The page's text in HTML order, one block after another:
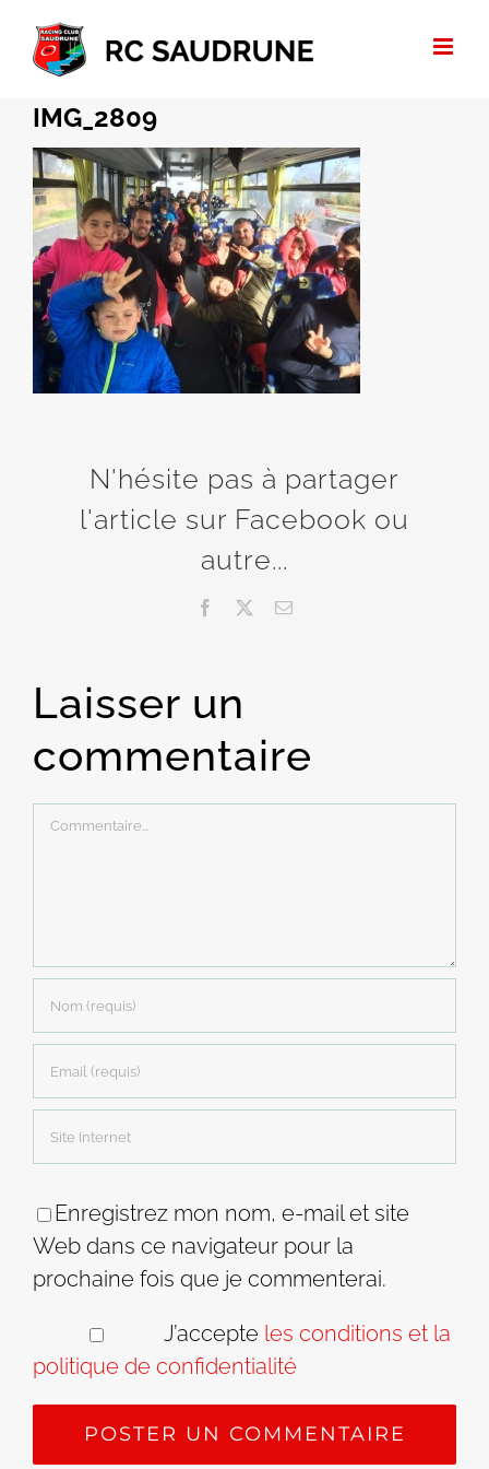
Passer
contenu
IMG_2809
N'hésite pas à partager
l'article sur Facebook ou
autre...
Facebook Email
Laisser un
commentaire
Commentaire
Enregistrez mon nom, e-mail et site
Web dans ce navigateur pour la
prochaine fois que je commenterai.
J’accepte les conditions et la
politique de confidentialité